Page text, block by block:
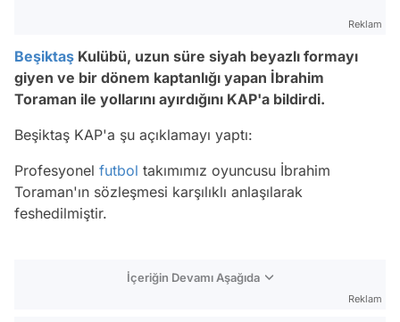
Reklam
Beşiktaş Kulübü, uzun süre siyah beyazlı formayı
giyen ve bir dönem kaptanlığı yapan İbrahim
Toraman ile yollarını ayırdığını KAP'a bildirdi.
Beşiktaş KAP'a şu açıklamayı yaptı:
Profesyonel futbol takımımız oyuncusu İbrahim
Toraman'ın sözleşmesi karşılıklı anlaşılarak
feshedilmiştir.
İçeriğin Devamı Aşağıda
Reklam